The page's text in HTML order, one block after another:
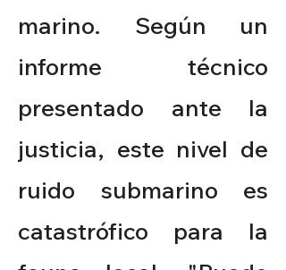
marino. Según un
informe técnico
presentado ante la
justicia, este nivel de
ruido submarino es
catastrófico para la